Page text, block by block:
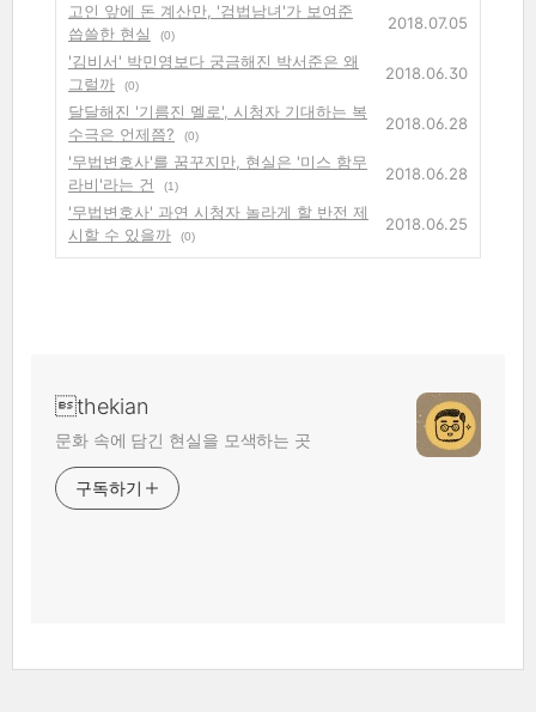
고인 앞에 돈 계산만, '검법남녀'가 보여준
씁쓸한 현실
(0)
2018.07.05
'김비서' 박민영보다 궁금해진 박서준은 왜
그럴까
(0)
2018.06.30
달달해진 '기름진 멜로', 시청자 기대하는 복
수극은 언제쯤?
(0)
2018.06.28
'무법변호사'를 꿈꾸지만, 현실은 '미스 함무
라비'라는 건
(1)
2018.06.28
'무법변호사' 과연 시청자 놀라게 할 반전 제
시할 수 있을까
(0)
2018.06.25
thekian
문화 속에 담긴 현실을 모색하는 곳
구독하기